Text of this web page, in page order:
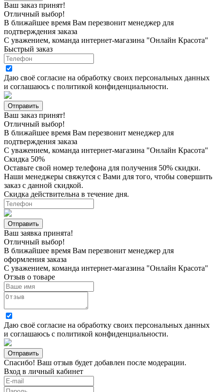
Ваш заказ принят!
Отличный выбор!
В ближайшее время Вам перезвонит менеджер для
подтверждения заказа
С уважением, команда интернет-магазина "Онлайн Красота"
Быстрый заказ
Даю своё согласие на обработку своих персональных данных
и соглашаюсь с политикой конфиденциальности.
Ваш заказ принят!
Отличный выбор!
В ближайшее время Вам перезвонит менеджер для
подтверждения заказа
С уважением, команда интернет-магазина "Онлайн Красота"
Скидка 50%
Оставьте свой номер телефона для получения 50% скидки.
Наши менеджеры свяжутся с Вами для того, чтобы совершить
заказ с данной скидкой.
Скидка действительна в течение дня.
Ваш заявка принята!
Отличный выбор!
В ближайшее время Вам перезвонит менеджер для
оформления заказа
С уважением, команда интернет-магазина "Онлайн Красота"
Отзыв о товаре
Даю своё согласие на обработку своих персональных данных
и соглашаюсь с политикой конфиденциальности.
Спасибо! Ваш отзыв будет добавлен после модерации.
Вход в личный кабинет